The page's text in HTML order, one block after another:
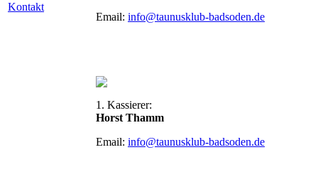
Kontakt
Email: info@taunusklub-badsoden.de
1. Kassierer:
Horst Thamm
Email: info@taunusklub-badsoden.de